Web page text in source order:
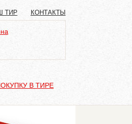
ТИР КОНТАКТЫ
В ТИРЕ